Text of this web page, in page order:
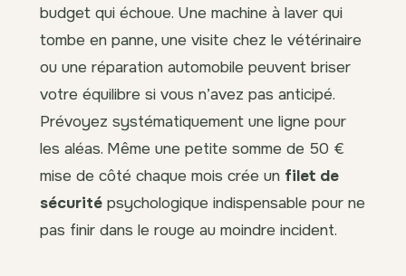
budget qui échoue. Une machine à laver qui
tombe en panne, une visite chez le vétérinaire
ou une réparation automobile peuvent briser
votre équilibre si vous n’avez pas anticipé.
Prévoyez systématiquement une ligne pour
les aléas. Même une petite somme de 50 €
mise de côté chaque mois crée un filet de
sécurité psychologique indispensable pour ne
pas finir dans le rouge au moindre incident.